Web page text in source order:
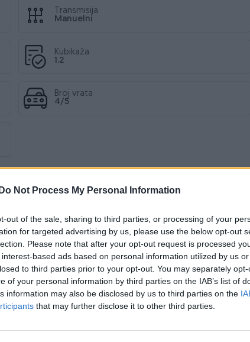
Do Not Process My Personal Information
out of the sale, sharing to third parties, or processing of your
for targeted advertising by us, please use the below opt-out
Please note that after your opt-out request is processed
based ads based on personal information utilized by us
to third parties prior to your opt-out. You may separately
of your personal information by third parties on the IAB’s list of
information may also be disclosed by us to third parties on the
that may further disclose it to other third parties.
Transmisija
Manuelni
Kubikaža
1.2
Broj vrata
4/5
Tip
Boja Siva
Sjedećih mjesta 5
Posjeduje gume Ljetne
Garancija 5